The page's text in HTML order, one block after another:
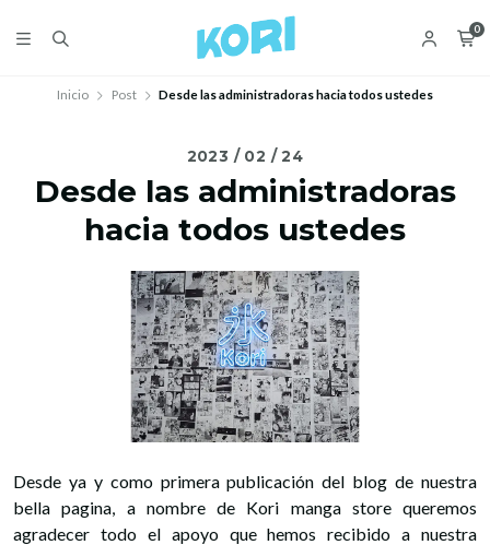
0
Inicio Post Desde las administradoras hacia todos ustedes
2023 / 02 / 24
Desde las administradoras
hacia todos ustedes
Desde ya y como primera publicación del blog de nuestra
bella pagina, a nombre de Kori manga store queremos
agradecer todo el apoyo que hemos recibido a nuestra